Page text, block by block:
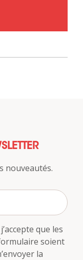
nouveautés.
que les
soient
la